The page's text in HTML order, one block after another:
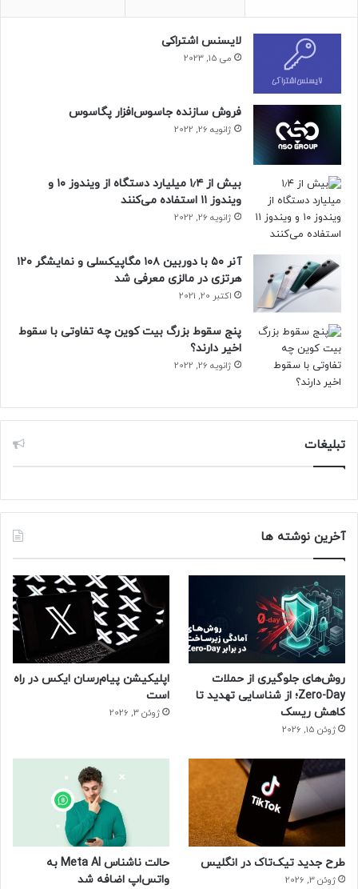
در کادر ایمیل، آدرس ایمیل غیرمعتبر مانند test@test.com یا
no@thankyou.com وارد و سپس روی Next کلیک کنید.
حتما بخوانید :
شیائومی را به چالش می‌کشد
منبع : زومیت
آموزش آموزش کامپیوتر
لایسنس اشتراکی
می 15, 2023
فروش سازنده جاسوس‌افزار پگاسوس
ژانویه 26, 2022
بیش از ۱٫۴ میلیارد دستگاه از ویندوز ۱۰ و
ویندوز ۱۱ استفاده می‌کنند
ژانویه 26, 2022
آنر ۵۰ با دوربین ۱۰۸ مگاپیکسلی و نمایشگر ۱۲۰
هرتزی در مالزی معرفی شد
اکتبر 20, 2021
پنج سقوط بزرگ بیت کوین چه تفاوتی با سقوط
اخیر دارند؟
ژانویه 26, 2022
تبلیغات
آخرین نوشته ها
روش‌های جلوگیری از حملات
Zero-Day؛ از شناسایی تهدید تا
کاهش ریسک
ژوئن 15, 2026
اپلیکیشن پیام‌رسان ایکس در راه
است
ژوئن 3, 2026
طرح جدید تیک‌تاک در انگلیس
ژوئن 3, 2026
حالت ناشناس Meta AI به
واتس‌اپ اضافه شد